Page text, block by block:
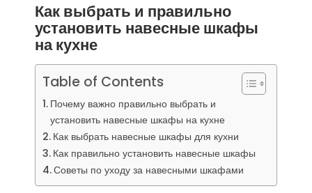
Как выбрать и правильно
установить навесные шкафы
на кухне
Table of Contents
Почему важно правильно выбрать и
установить навесные шкафы на кухне
Как выбрать навесные шкафы для кухни
Как правильно установить навесные шкафы
Советы по уходу за навесными шкафами